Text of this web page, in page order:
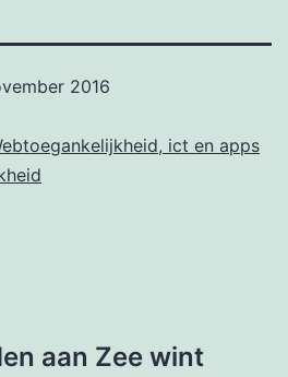
2016
ict en apps
aan Zee wint